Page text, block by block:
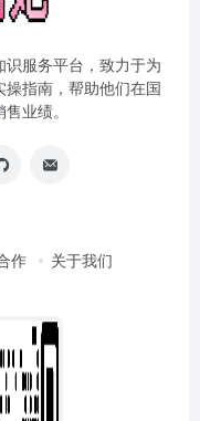
服务平台，致力于为
指南，帮助他们在国
业绩。
作 关于我们